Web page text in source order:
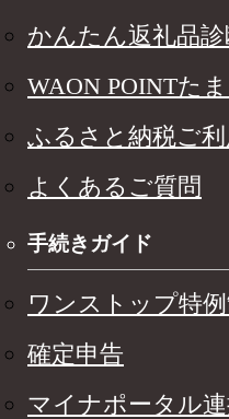
かんたん返礼品
WAON POINTた
ふるさと納税ご
よくあるご質問
手続きガイド
ワンストップ特
確定申告
マイナポータル